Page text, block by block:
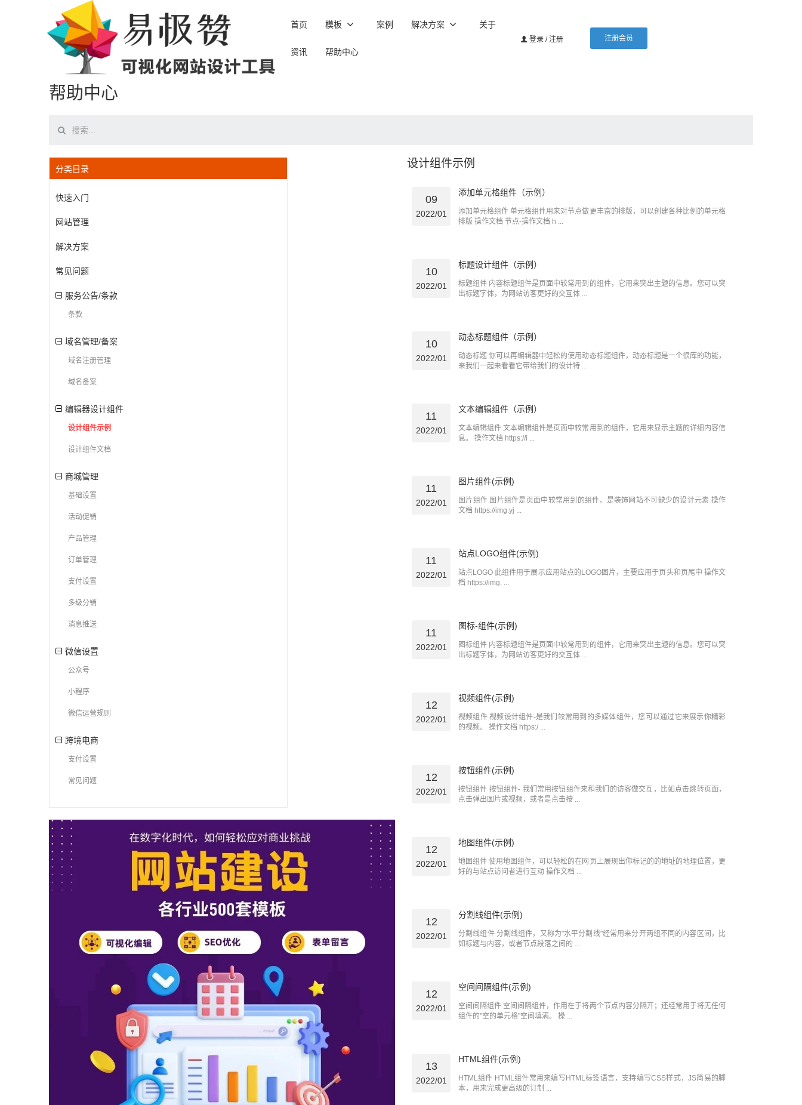
首页 模板 案例 解决方案 关于
资讯 帮助中心
登录 / 注册 注册会员
帮助中心
分类目录
快速入门
网站管理
解决方案
常见问题
服务公告/条款
条款
域名管理/备案
域名注册管理
域名备案
编辑器设计组件
设计组件示例
设计组件文档
商城管理
基础设置
活动促销
产品管理
订单管理
支付设置
多级分销
消息推送
微信设置
公众号
小程序
微信运营规则
跨境电商
支付设置
常见问题
设计组件示例
09
2022/01
添加单元格组件（示例）
添加单元格组件 单元格组件用来对节点做更丰富的排版，可以创建各种比例的单元格
排版 操作文档 节点-操作文档 h ...
10
2022/01
标题设计组件（示例）
标题组件 内容标题组件是页面中较常用到的组件，它用来突出主题的信息。您可以突
出标题字体，为网站访客更好的交互体 ...
10
2022/01
动态标题组件（示例）
动态标题 你可以再编辑器中轻松的使用动态标题组件，动态标题是一个很库的功能，
来我们一起来看看它带给我们的设计特 ...
11
2022/01
文本编辑组件（示例）
文本编辑组件 文本编辑组件是页面中较常用到的组件，它用来显示主题的详细内容信
息。 操作文档 https://i ...
11
2022/01
图片组件(示例)
图片组件 图片组件是页面中较常用到的组件，是装饰网站不可缺少的设计元素 操作
文档 https://img.yj ...
11
2022/01
站点LOGO组件(示例)
站点LOGO 此组件用于展示应用站点的LOGO图片，主要应用于页头和页尾中 操作文
档 https://img. ...
11
2022/01
图标-组件(示例)
图标组件 内容标题组件是页面中较常用到的组件，它用来突出主题的信息。您可以突
出标题字体，为网站访客更好的交互体 ...
12
2022/01
视频组件(示例)
视频组件 视频设计组件-是我们较常用到的多媒体组件，您可以通过它来展示你精彩
的视频。 操作文档 https:/ ...
12
2022/01
按钮组件(示例)
按钮组件 按钮组件- 我们常用按钮组件来和我们的访客做交互，比如点击跳转页面，
点击弹出图片或视频，或者是点击按 ...
12
2022/01
地图组件(示例)
地图组件 使用地图组件，可以轻松的在网页上展现出你标记的的地址的地理位置，更
好的与站点访问者进行互动 操作文档 ...
12
2022/01
分割线组件(示例)
分割线组件 分割线组件，又称为"水平分割线"经常用来分开两组不同的内容区间，比
如标题与内容，或者节点段落之间的 ...
12
2022/01
空间间隔组件(示例)
空间间隔组件 空间间隔组件，作用在于将两个节点内容分隔开；还经常用于将无任何
组件的"空的单元格"空间填满。 操 ...
13
2022/01
HTML组件(示例)
HTML组件 HTML组件常用来编写HTML标签语言，支持编写CSS样式，JS简易的脚
本，用来完成更高级的订制 ...